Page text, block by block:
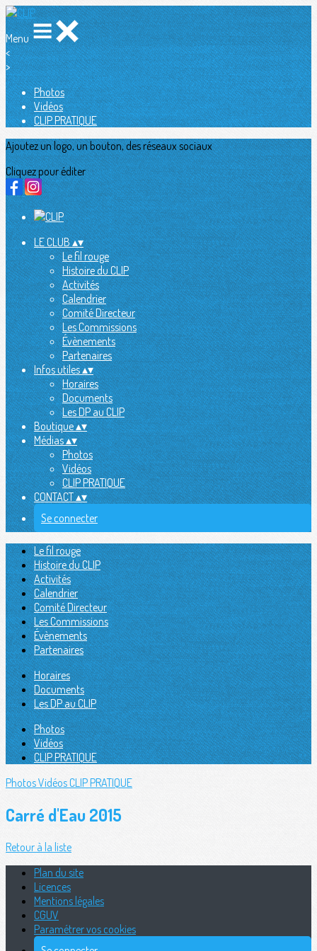
Menu
<
>
Photos
Vidéos
CLIP PRATIQUE
Ajoutez un logo, un bouton, des réseaux sociaux
Cliquez pour éditer
LE CLUB▴▾
Le fil rouge
Histoire du CLIP
Activités
Calendrier
Comité Directeur
Les Commissions
Évènements
Partenaires
Infos utiles▴▾
Horaires
Documents
Les DP au CLIP
Boutique▴▾
Médias▴▾
Photos
Vidéos
CLIP PRATIQUE
CONTACT▴▾
Se connecter
Le fil rouge
Histoire du CLIP
Activités
Calendrier
Comité Directeur
Les Commissions
Évènements
Partenaires
Horaires
Documents
Les DP au CLIP
Photos
Vidéos
CLIP PRATIQUE
PhotosVidéosCLIP PRATIQUE
Carré d'Eau 2015
Retour à la liste
Plan du site
Licences
Mentions légales
CGUV
Paramétrer vos cookies